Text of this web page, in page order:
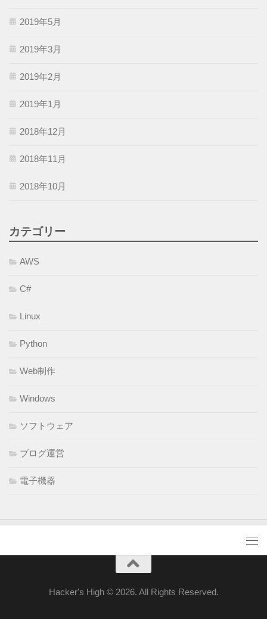
2019年5月
2019年3月
2019年2月
2019年1月
2018年12月
2018年11月
2018年10月
カテゴリー
AWS
C#
Linux
Python
Web制作
Windows
ソフトウェア
ブログ運営
電子機器
Hacker's High © 2026. All Rights Reserved.